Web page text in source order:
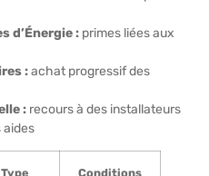
d’Énergie : primes liées aux
:achat progressif des
: recours à des installateurs
aides
Type
Conditions